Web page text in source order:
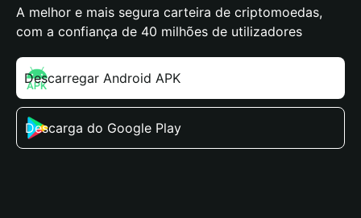
A melhor e mais segura carteira de criptomoedas,
com a confiança de 40 milhões de utilizadores
Descarregar Android APK
Descarga do Google Play